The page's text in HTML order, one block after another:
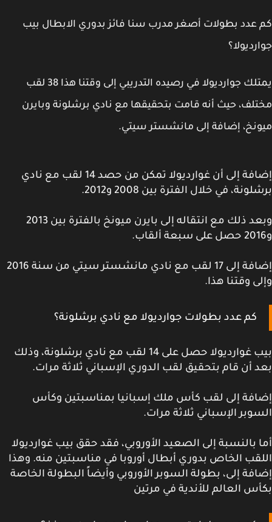
عدد بطولات أصغر مدرب سنا فائز بدوري الابطال بيب
يمتلك جوارديولا في رصيده التدريبي إلى وقتنا هذا 38 لقب
حيث أنه قامت بتحقيقها مع نادي برشلونة وبايرن
إضافة إلى مانشستر سيتي.
إضافة إلى أن غوارديولا تمكن من حصد 14 لقب مع نادي
في خلال الفترة بين 2008 و2012.
وبعد ذلك مع انتقاله إلى بايرن ميونخ بالفترة بين 2013
إضافة إلى 17 لقب مع نادي مانشستر سيتي من سنة 2016
وقتنا هذا.
كم عدد بطولات جوارديولا مع نادي برشلونة؟
بيب غوارديولا حصل على 14 لقب مع نادي برشلونة، وذلك
أن قام بتحقيق لقب الدوري الإسباني ثلاثة مرات.
إلى لقب كأس ملك إسبانيا بمناسبتين وكأس
الإسباني ثلاثة مرات.
بالنسبة إلى الصعيد الأوروبي، فقد حقق بيب غوارديولا
الخاص بدوري أبطال أوروبا في مناسبتين منه. وهذا
إلى، بطولة السوبر الأوروبي وأيضاً البطولة الخاصة
العالم للأندية في مرتين